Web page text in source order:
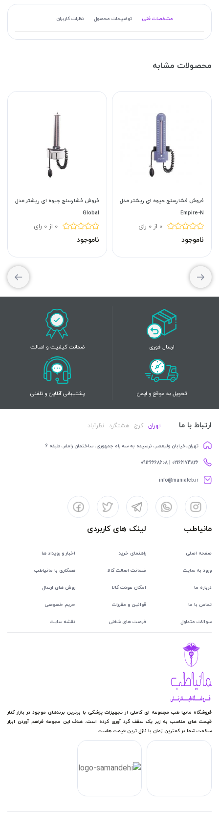
مشخصات فنی توضیحات محصول نظرات کاربران
محصولات مشابه
فروش فشارسنج جیوه ای ریشتر مدل
Empire-N
0 از 0 رای
ناموجود
فروش فشارسنج جیوه ای ریشتر مدل
Global
0 از 0 رای
ناموجود
ارسال فوری ضمانت کیفیت و اصالت
تحویل به موقع و ایمن پشتیبانی آنلاین و تلفنی
ارتباط با ما تهران کرج هشتگرد نظرآباد
تهران،خیابان ولیعصر، نرسیده به سه راه جمهوری، ساختمان رامفر، طبقه 6
02166174826 | 09126668608
info@maniateb.ir
مانیاطب
صفحه اصلی
ورود به سایت
درباره ما
تماس با ما
سوالات متداول
لینک های کاربردی
راهنمای خرید اخبار و رویداد ها
ضمانت اصالت کالا همکاری با مانیاطب
امکان عودت کالا روش های ارسال
قوانین و مقررات حریم خصوصی
فرصت های شغلی نقشه سایت
فروشگاه مانیا طب مجموعه ای کاملی از تجهیزات پزشکی با برترین برندهای موجود در بازار کنار
قیمت های مناسب به زیر یک سقف گرد آوری کرده است. هدف این مجوعه فراهم آوردن ابزار
سلامت شما در کمترین زمان با نازل ترین قیمت هاست.